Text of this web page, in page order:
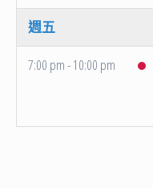
週五
7:00 pm - 10:00 pm